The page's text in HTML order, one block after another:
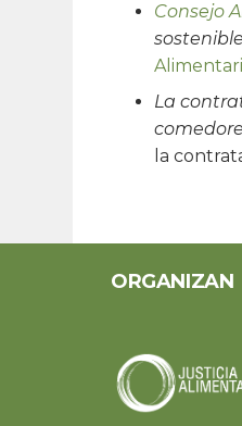
Consejo
La
la
ORGANIZAN